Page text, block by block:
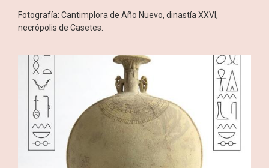
Fotografía: Cantimplora de Año Nuevo, dinastía XXVI,
necrópolis de Casetes.